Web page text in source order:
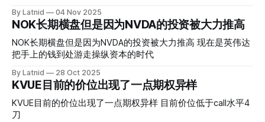
By Latnid 04 Nov 2025
NOK长期横盘但是因为NVDA的投资被大力推高
NOK长期横盘但是因为NVDA的投资被大力推高 现在是英伟达
把手上的钱到处游走操纵资本的时代
By Latnid 28 Oct 2025
KVUE目前的价位出现了一点期权异样
KVUE目前的价位出现了一点期权异样 目前价位低于call水平4
刀